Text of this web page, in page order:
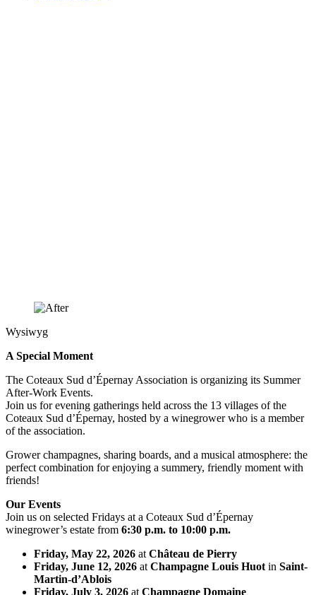
Wysiwyg
A Special Moment
The Coteaux Sud d’Épernay Association is organizing its Summer
After-Work Events.
Join us for evening gatherings held across the 13 villages of the
Coteaux Sud d’Épernay, hosted by a winegrower who is a member
of the association.
Grower champagnes, sharing boards, and a musical atmosphere: the
perfect combination for enjoying a summery, friendly moment with
friends!
Our Events
Join us on selected Fridays at a Coteaux Sud d’Épernay
winegrower’s estate from 6:30 p.m. to 10:00 p.m.
Friday, May 22, 2026 at Château de Pierry
Friday, June 12, 2026 at Champagne Louis Huot in Saint-
Martin-d’Ablois
Friday, July 3, 2026 at Champagne Domaine